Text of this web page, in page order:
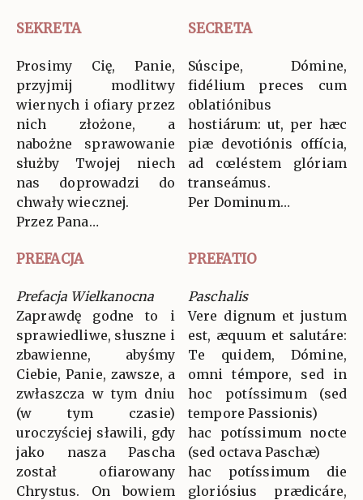
SEKRETA SECRETA
Prosimy Cię, Panie,
przyjmij modlitwy
wiernych i ofiary przez
nich złożone, a
nabożne sprawowanie
służby Twojej niech
nas doprowadzi do
chwały wiecznej.
Przez Pana…
Súscipe, Dómine,
fidélium preces cum
oblatiónibus
hostiárum: ut, per hæc
piæ devotiónis offícia,
ad cœléstem glóriam
transeámus.
Per Dominum…
PREFACJA PREFATIO
Prefacja Wielkanocna
Zaprawdę godne to i
sprawiedliwe, słuszne i
zbawienne, abyśmy
Ciebie, Panie, zawsze, a
zwłaszcza w tym dniu
(w tym czasie)
uroczyściej sławili, gdy
jako nasza Pascha
został ofiarowany
Chrystus. On bowiem
Paschalis
Vere dignum et justum
est, æquum et salutáre:
Te quidem, Dómine,
omni témpore, sed in
hoc potíssimum (sed
tempore Passionis)
hac potíssimum nocte
(sed octava Paschæ)
hac potíssimum die
gloriósius prædicáre,